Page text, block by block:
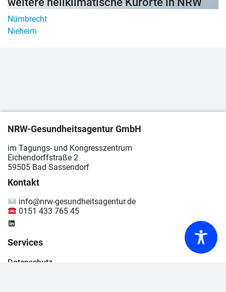
Nüm­brecht
Nie­heim
NRW-Gesundheitsagentur GmbH
im Tagungs- und Kongresszentrum
Eichendorffstraße 2
59505 Bad Sassendorf
Kontakt
info@nrw-gesundheitsagentur.de
0151 433 765 45
LinkedIn
Services
Da­ten­schutz